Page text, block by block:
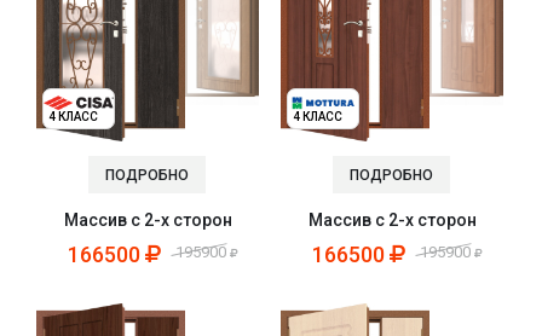
4 КЛАСС
ПОДРОБНО
Массив с 2-х сторон
166500 195900
4 КЛАСС
ПОДРОБНО
Массив с 2-х сторон
166500 195900